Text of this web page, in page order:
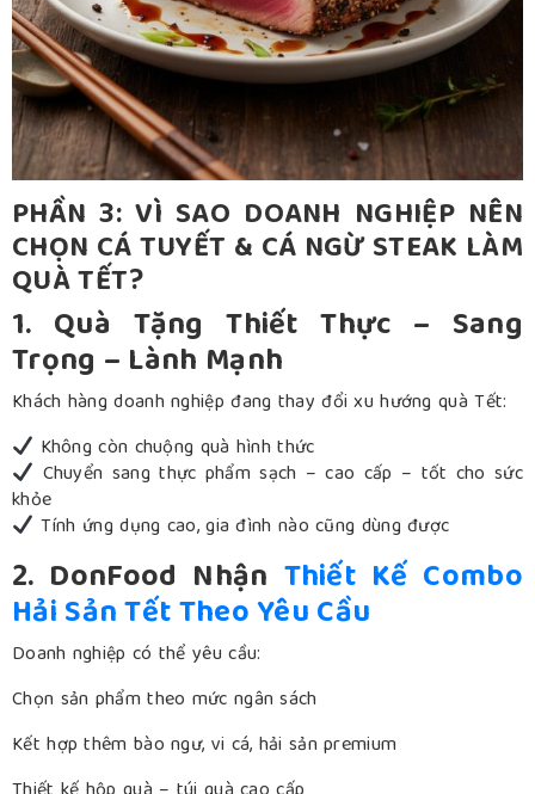
PHẦN 3: VÌ SAO DOANH NGHIỆP NÊN
CHỌN CÁ TUYẾT & CÁ NGỪ STEAK LÀM
QUÀ TẾT?
1. Quà Tặng Thiết Thực – Sang
Trọng – Lành Mạnh
Khách hàng doanh nghiệp đang thay đổi xu hướng quà Tết:
Không còn chuộng quà hình thức
Chuyển sang thực phẩm sạch – cao cấp – tốt cho sức
khỏe
Tính ứng dụng cao, gia đình nào cũng dùng được
2. DonFood Nhận Thiết Kế Combo
Hải Sản Tết Theo Yêu Cầu
Doanh nghiệp có thể yêu cầu:
Chọn sản phẩm theo mức ngân sách
Kết hợp thêm bào ngư, vi cá, hải sản premium